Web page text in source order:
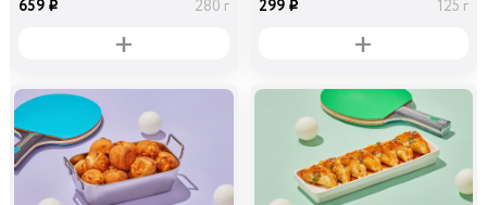
659 i 280 г 299 i 125 г